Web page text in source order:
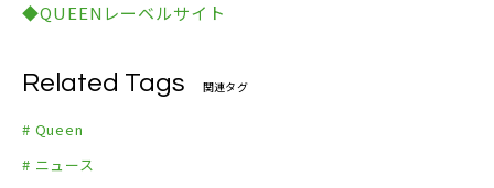
2024年2月14日(水) 東京 東京ドーム
https://www.creativeman.co.jp/artist/2024/02q
◆QUEENレーベルサイト
Related Tags 関連タグ
# Queen
# ニュース